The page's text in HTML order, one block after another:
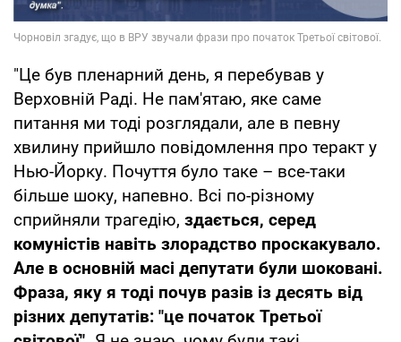
"Це був пленарний день, я перебував у
Верховній Раді. Не пам'ятаю, яке саме
питання ми тоді розглядали, але в певну
хвилину прийшло повідомлення про теракт у
Нью-Йорку. Почуття було таке – все-таки
більше шоку, напевно. Всі по-різному
сприйняли трагедію, здається, серед
комуністів навіть злорадство проскакувало.
Але в основній масі депутати були шоковані.
Фраза, яку я тоді почув разів із десять від
різних депутатів: "це початок Третьої